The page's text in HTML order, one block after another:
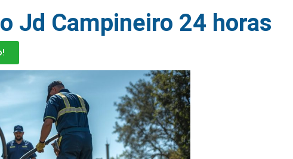
Jd Campineiro 24 horas